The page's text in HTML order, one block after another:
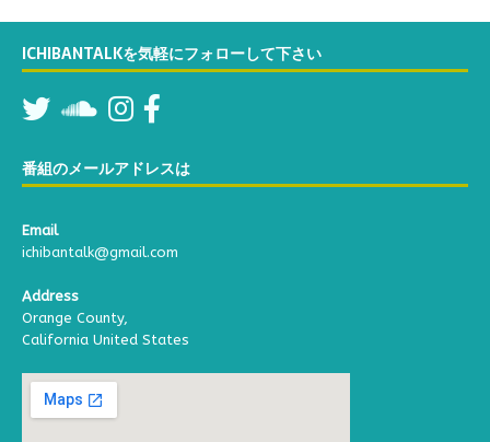
西弁でカリ
お届けする
組。お楽し
ICHIBANTALKを気軽にフォローして下さい
番組のメールアドレスは
Email
ichibantalk@gmail.com
Address
Orange County,
California United States